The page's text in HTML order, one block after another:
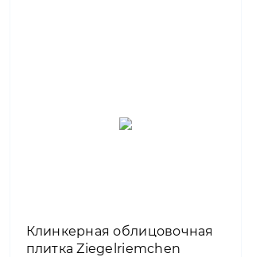
Клинкерная облицовочная
плитка Ziegelriemchen